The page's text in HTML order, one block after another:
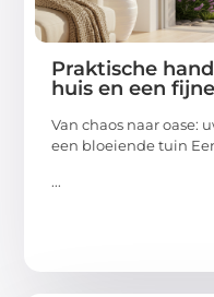
Praktische
huis en een
Van chaos naar oase:
een bloeiende tuin Een